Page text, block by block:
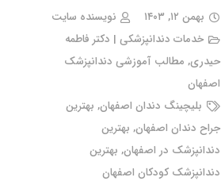
بهمن ۱۲, ۱۴۰۳
نویسنده سایت
خدمات دندانپزشکی | دکتر فاطمه
حیدری, مطالب آموزشی دندانپزشک
اصفهان
بلیچینگ دندان اصفهان, بهترین
جراح دندان اصفهان, بهترین
دندانپزشک در اصفهان, بهترین
دندانپزشک کودکان اصفهان